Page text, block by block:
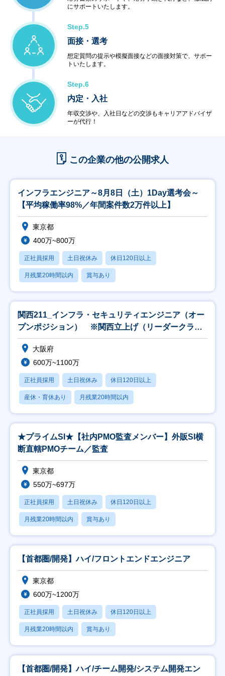
にサポートいたします。
Step.5
面接・選考
想定質問の提示や模擬面接などの面接対策で、サポー
トいたします。
Step.6
内定・入社
年収交渉や、入社日などの交渉もキャリアアドバイザ
ーが代行！
この企業の他の公開求人
インフラエンジニア～8月8日（土）1Day選考会～
【平均稼働率98%／年間案件数2万件以上】
東京都
400万~800万
正社員採用 土日祝休み 休日120日以上
月残業20時間以内 賞与あり
関西211_インフラ・セキュリティエンジニア（オー
プンポジション） ※関西立上げ（リーダークラス
以上
大阪府
600万~1100万
正社員採用 土日祝休み 休日120日以上
産休・育休あり 月残業20時間以内
★プライムSI★【社内PMO監査メンバー】外販SI横
断直轄PMOチーム／監査
東京都
550万~697万
正社員採用 土日祝休み 休日120日以上
月残業20時間以内 賞与あり
【首都圏/開発】ハイ/フロントエンドエンジニア
東京都
600万~1200万
正社員採用 土日祝休み 休日120日以上
月残業20時間以内 賞与あり
【首都圏/開発】ハイ/チーム開発/システム開発エン